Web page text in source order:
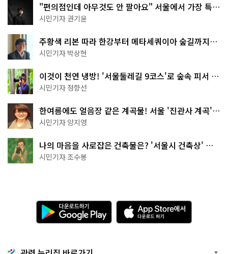
"편의점인데 아무것도 안 팔아요" 서울에서 가장 특별
한 편의점의 정체
시민기자 권기윤
주황색 리본 따라 한강부터 메타세쿼이아 숲길까지…
서울둘레길 15코스
시민기자 박상현
이것이 천연 냉방! '서울둘레길 9코스'로 숲속 피서 떠
나볼까
시민기자 정향선
한여름에도 얼음장 같은 계곡물! 서울 '진관사 계곡'이
천국이네~
시민기자 양지영
나의 마음을 사로잡은 건축물은? '서울시 건축상' 수
상작 공개!
시민기자 조수봉
다
운
로
기
A
p
p